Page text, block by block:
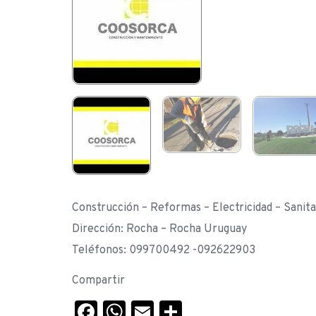
Construcción – Reformas – Electricidad –
Dirección: Rocha – Rocha Uruguay
Teléfonos: 099700492 -092622903
Compartir